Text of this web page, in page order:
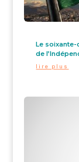
Le
de
lire plus